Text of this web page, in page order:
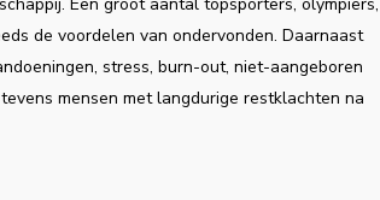
de voordelen van ondervonden. Daarnaast
stress, burn-out, niet-aangeboren
mensen met langdurige restklachten na